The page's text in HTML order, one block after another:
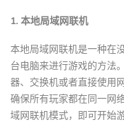
1. 本地局域网联机
本地局域网联机是一种在
台电脑来进行游戏的方法
器、交换机或者直接使用
确保所有玩家都在同一网
域网联机模式，即可开始游